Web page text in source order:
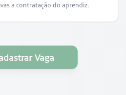
a contratação do aprendiz.
Vaga